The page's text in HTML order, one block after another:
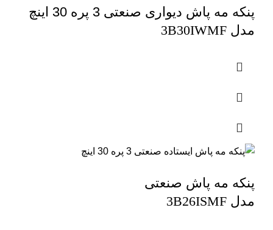
پنکه مه پاش دیواری صنعتی 3 پره 30 اینچ
مدل
پنکه مه پاش صنعتی
مدل 3B26ISMF